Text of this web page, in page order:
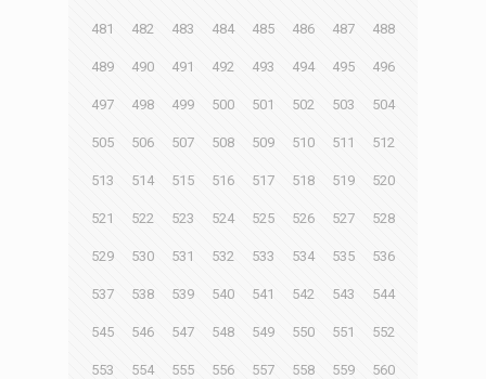
481 482 483 484 485 486 487 488
489 490 491 492 493 494 495 496
497 498 499 500 501 502 503 504
505 506 507 508 509 510 511 512
513 514 515 516 517 518 519 520
521 522 523 524 525 526 527 528
529 530 531 532 533 534 535 536
537 538 539 540 541 542 543 544
545 546 547 548 549 550 551 552
553 554 555 556 557 558 559 560